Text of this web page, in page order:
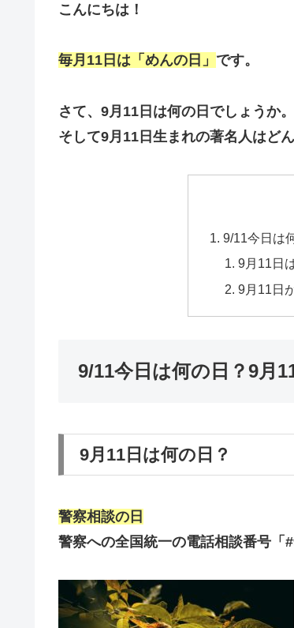
こんにちは！
毎月11日は「めんの日」 です。
さて、9月11日は何の日でしょうか。
そして9月11日生まれの著名人はど
9/11今日は
9月11日
9月11日
9/11今日は何の日？9月
9月11日は何の日？
警察相談の日
警察への全国統一の電話相談番号「